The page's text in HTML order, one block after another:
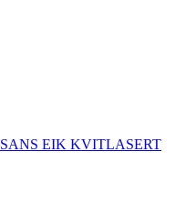
SANS EIK KVITLASERT